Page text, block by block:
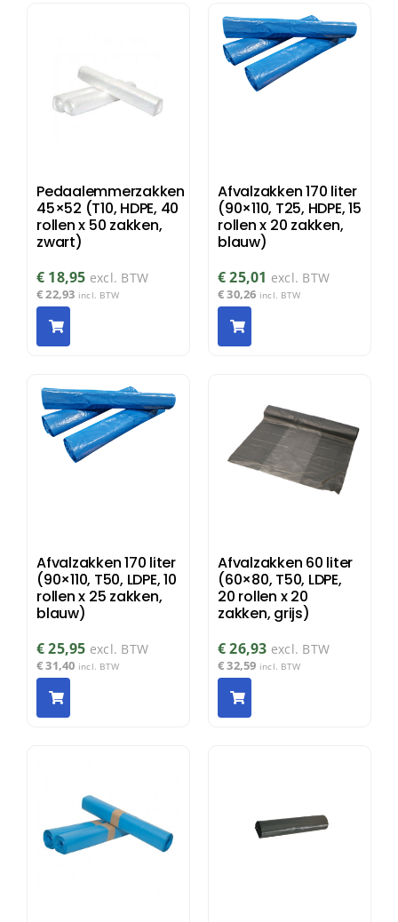
Pedaalemmerzakken
45×52 (T10, HDPE, 40
rollen x 50 zakken,
zwart)
€ 18,95 excl. BTW
€22,93 incl. BTW
Afvalzakken 170 liter
(90×110, T25, HDPE, 15
rollen x 20 zakken,
blauw)
€25,01 excl. BTW
€30,26 incl. BTW
Afvalzakken 170 liter
(90×110, T50, LDPE, 10
rollen x 25 zakken,
blauw)
€25,95 excl. BTW
€31,40 incl. BTW
Afvalzakken 60 liter
(60×80, T50, LDPE,
20 rollen x 20
zakken, grijs)
€26,93 excl. BTW
€32,59 incl. BTW